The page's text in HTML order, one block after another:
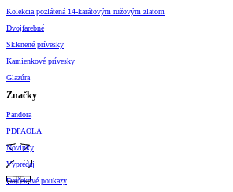
Kolekcia pozlátená 14-karátovým ružovým zlatom
Dvojfarebné
Sklenené prívesky
Kamienkové prívesky
Glazúra
Značky
Pandora
PDPAOLA
Novinky
Výpredaj
Darčekové poukazy